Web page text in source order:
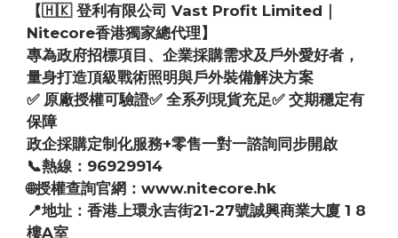
【🇭🇰 登利有限公司 Vast Profit Limited｜
Nitecore香港獨家總代理】
專為政府招標項目、企業採購需求及戶外愛好者，
量身打造頂級戰術照明與戶外裝備解決方案
✅ 原廠授權可驗證✅ 全系列現貨充足✅ 交期穩定有
保障
政企採購定制化服務+零售一對一諮詢同步開啟
📞熱線：96929914
🌐授權查詢官網：www.nitecore.hk
📍地址：香港上環永吉街21-27號誠興商業大廈 1 8
樓A室